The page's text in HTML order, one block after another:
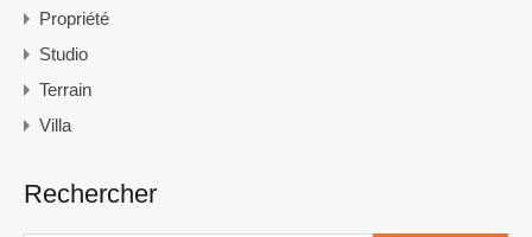
Propriété
Studio
Terrain
Villa
Rechercher